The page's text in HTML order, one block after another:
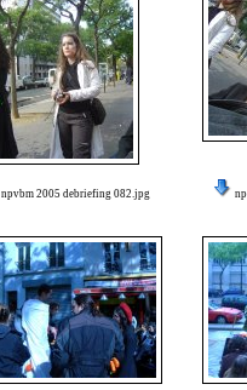
npvbm 2005 debriefing 082.jpg